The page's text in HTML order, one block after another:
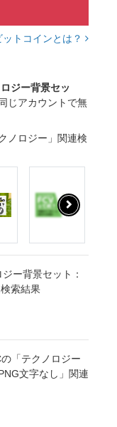
ットコインとは？
ジー背景セッ
同じアカウントで無
ノロジー」関連検
ー背景セット：
索結果
「テクノロジー
文字なし」関連